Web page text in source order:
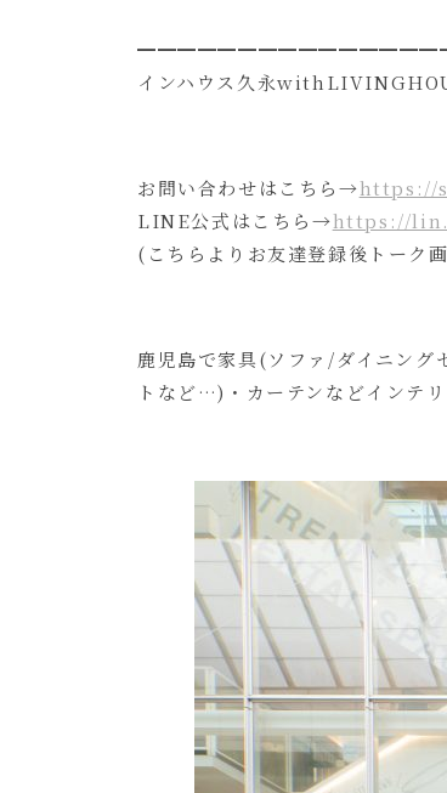
インハウス久永
お問い合わせはこちら→https://
LINE公式はこちら→https://
(こちらよりお友達登録後トーク
鹿児島で家具(ソファ/ダイニング
トなど…)・カーテンなどインテ